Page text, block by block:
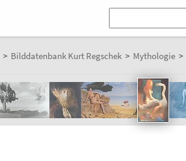
> Bilddatenbank Kurt Regschek > Mythologie >